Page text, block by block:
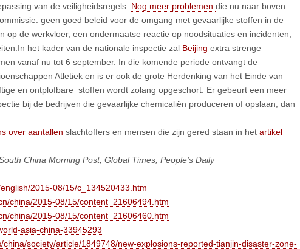
van de veiligheidsregels. Nog meer problemen die nu naar boven
geen goed beleid voor de omgang met gevaarlijke stoffen in de
op de werkvloer, een ondermaatse reactie op noodsituaties en incidenten,
het kader van de nationale inspectie zal Beijing extra strenge
vanaf nu tot 6 september. In die komende periode ontvangt de
Atletiek en is er ook de grote Herdenking van het Einde van
en ontplofbare stoffen wordt zolang opgeschort. Er gebeurt een meer
bij de bedrijven die gevaarlijke chemicaliën produceren of opslaan, dan
over aantallen slachtoffers en mensen die zijn gered staan in het artikel
South China Morning Post, Global Times, People’s Daily
2015-08/15/c_134520433.htm
china/2015-08/15/content_21606494.htm
china/2015-08/15/content_21606460.htm
asia-china-33945293
china/society/article/1849748/new-explosions-reported-tianjin-disaster-zone-